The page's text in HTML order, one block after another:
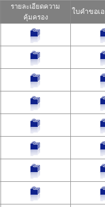
รายละเอียดความ
คุ้มครอง
ใบคำขอเ